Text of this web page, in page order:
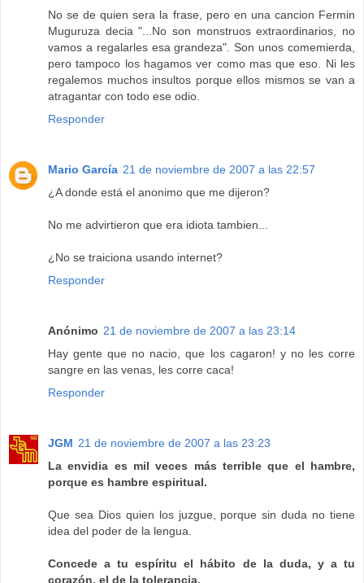
No se de quien sera la frase, pero en una cancion Fermin
Muguruza decia "...No son monstruos extraordinarios, no
vamos a regalarles esa grandeza". Son unos comemierda,
pero tampoco los hagamos ver como mas que eso. Ni les
regalemos muchos insultos porque ellos mismos se van a
atragantar con todo ese odio.
Responder
Mario García 21 de noviembre de 2007 a las 22:57
¿A donde está el anonimo que me dijeron?
No me advirtieron que era idiota tambien...
¿No se traiciona usando internet?
Responder
Anónimo 21 de noviembre de 2007 a las 23:14
Hay gente que no nacio, que los cagaron! y no les corre
sangre en las venas, les corre caca!
Responder
JGM 21 de noviembre de 2007 a las 23:23
La envidia es mil veces más terrible que el hambre,
porque es hambre espiritual.
Que sea Dios quien los juzgue, porque sin duda no tiene
idea del poder de la lengua.
Concede a tu espíritu el hábito de la duda, y a tu
corazón, el de la tolerancia.